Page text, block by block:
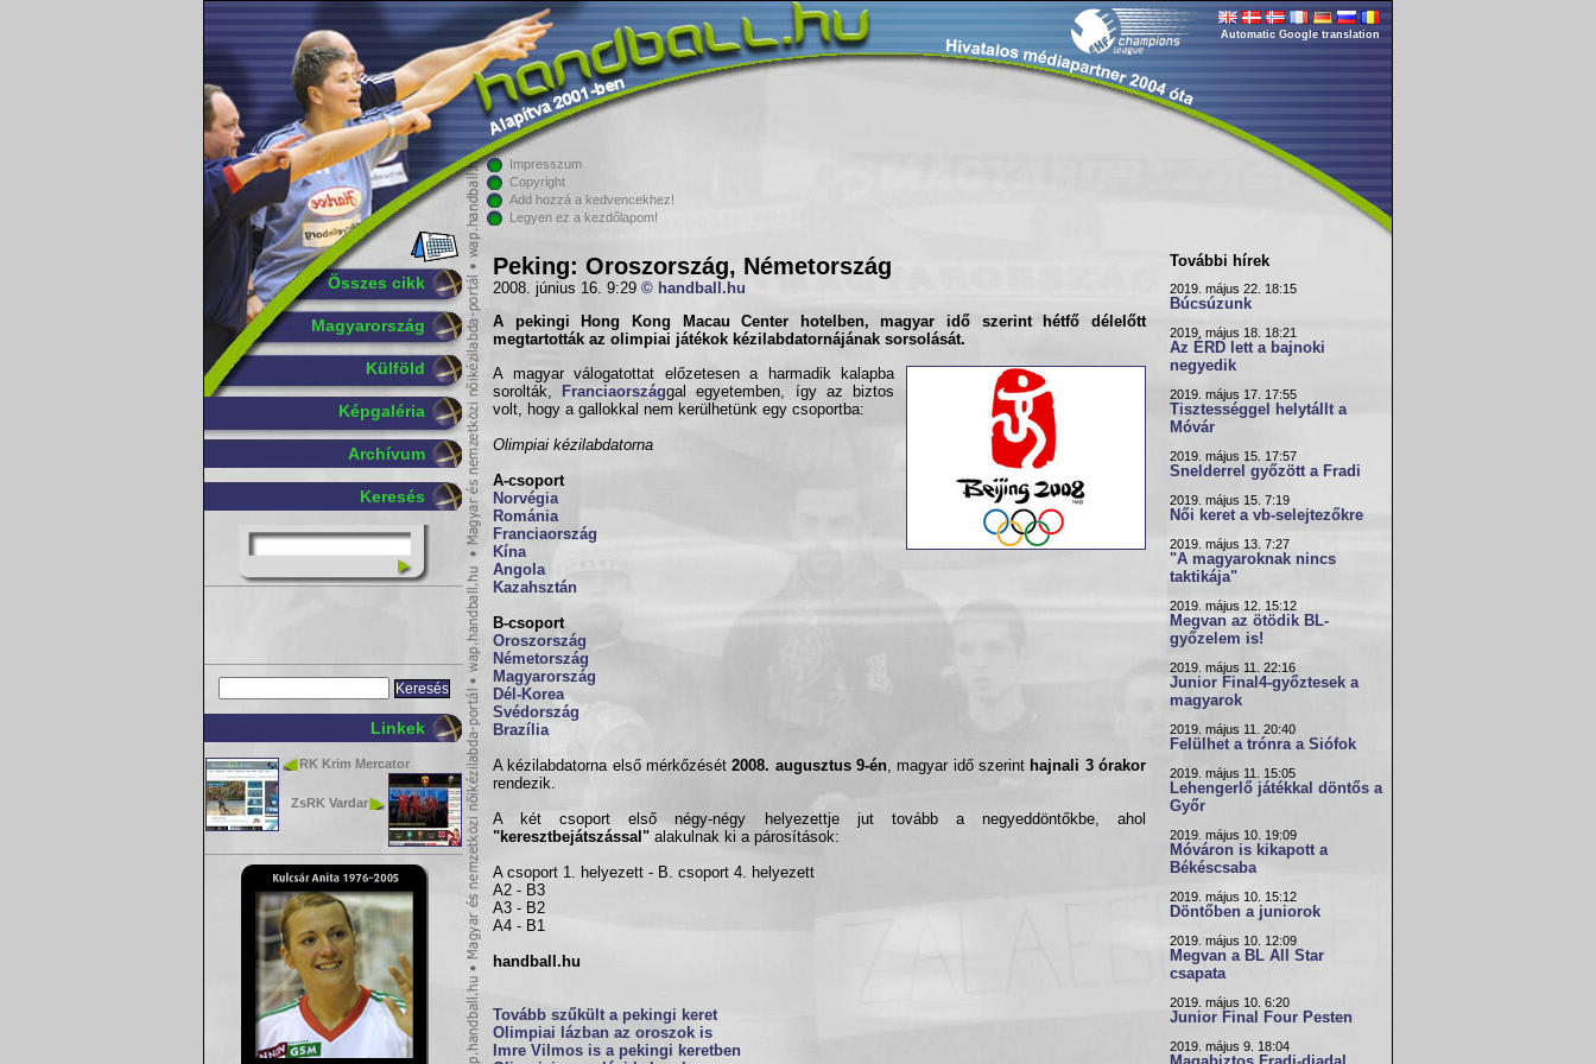
Összes cikk
Magyarország
Külföld
Képgaléria
Archívum
Keresés
Linkek
RK Krim Mercator
ZsRK Vardar
Automatic Google translation
Impresszum
Copyright
Add hozzá a kedvencekhez!
Legyen ez a kezdőlapom!
Peking: Oroszország, Németország
2008. június 16. 9:29 © handball.hu
A pekingi Hong Kong Macau Center hotelben, magyar idő szerint hétfő délelőtt
megtartották az olimpiai játékok kézilabdatornájának sorsolását.
A magyar válogatottat előzetesen a harmadik kalapba
sorolták,
Franciaországgal egyetemben, így az biztos
volt, hogy a gallokkal nem kerülhetünk egy csoportba:
Olimpiai kézilabdatorna
A-csoport
Norvégia
Románia
Franciaország
Kína
Angola
Kazahsztán
B-csoport
Oroszország
Németország
Magyarország
Dél-Korea
Svédország
Brazília
A kézilabdatorna első mérkőzését2008. augusztus 9-én , magyar idő szerint hajnali 3 órakor
rendezik.
A két csoport első négy-négy helyezettje jut tovább a negyeddöntőkbe, ahol
"keresztbejátszással" alakulnak ki a párosítások:
A csoport 1. helyezett - B. csoport 4. helyezett
A2 - B3
A3 - B2
A4 - B1
handball.hu
Tovább szűkült a pekingi keret
Olimpiai lázban az oroszok is
Imre Vilmos is a pekingi keretben
További hírek
2019. május 22. 18:15
Búcsúzunk
2019. május 18. 18:21
Az ÉRD lett a bajnoki
negyedik
2019. május 17. 17:55
Tisztességgel helytállt a
Móvár
2019. május 15. 17:57
Snelderrel győzött a Fradi
2019. május 15. 7:19
Női keret a vb-selejtezőkre
2019. május 13. 7:27
"A magyaroknak nincs
taktikája"
2019. május 12. 15:12
Megvan az ötödik BL-
győzelem is!
2019. május 11. 22:16
Junior Final4-győztesek a
magyarok
2019. május 11. 20:40
Felülhet a trónra a Siófok
2019. május 11. 15:05
Lehengerlő játékkal döntős a
Győr
2019. május 10. 19:09
Móváron is kikapott a
Békéscsaba
2019. május 10. 15:12
Döntőben a juniorok
2019. május 10. 12:09
Megvan a BL All Star
csapata
2019. május 10. 6:20
Junior Final Four Pesten
2019. május 9. 18:04